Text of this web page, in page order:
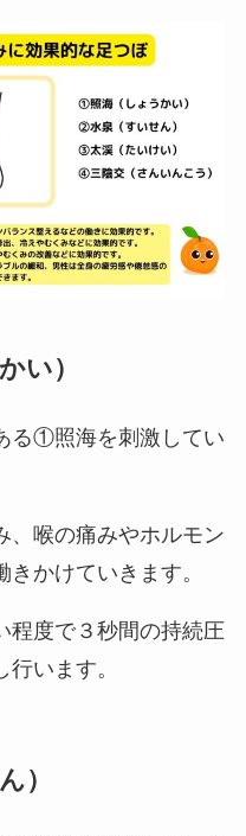
い）
る①照海を刺激してい
、喉の痛みやホルモン
かけていきます。
程度で３秒間の持続圧
います。
）